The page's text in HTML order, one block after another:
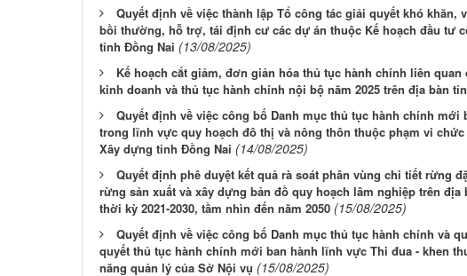
Quyết định về việc thành lập Tổ công tác giải quyết khó khăn,
bồi thường, hỗ trợ, tái định cư các dự án thuộc Kế hoạch đầu tư
tỉnh Đồng Nai (13/08/2025)
Kế hoạch cắt giảm, đơn giản hóa thủ tục hành chính liên quan
kinh doanh và thủ tục hành chính nội bộ năm 2025 trên địa bàn
Quyết định về việc công bố Danh mục thủ tục hành chính mới
trong lĩnh vực quy hoạch đô thị và nông thôn thuộc phạm vi chức
Xây dựng tỉnh Đồng Nai (14/08/2025)
Quyết định phê duyệt kết quả rà soát phân vùng chi tiết rừng
rừng sản xuất và xây dựng bản đồ quy hoạch lâm nghiệp trên địa
thời kỳ 2021-2030, tầm nhìn đến năm 2050 (15/08/2025)
Quyết định về việc công bố Danh mục thủ tục hành chính và
quyết thủ tục hành chính mới ban hành lĩnh vực Thi đua - khen
năng quản lý của Sở Nội vụ (15/08/2025)